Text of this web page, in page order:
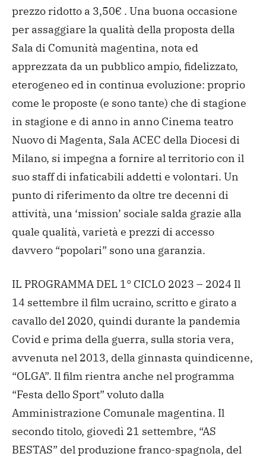
prezzo ridotto a 3,50€ . Una buona occasione
per assaggiare la qualità della proposta della
Sala di Comunità magentina, nota ed
apprezzata da un pubblico ampio, fidelizzato,
eterogeneo ed in continua evoluzione: proprio
come le proposte (e sono tante) che di stagione
in stagione e di anno in anno Cinema teatro
Nuovo di Magenta, Sala ACEC della Diocesi di
Milano, si impegna a fornire al territorio con il
suo staff di infaticabili addetti e volontari. Un
punto di riferimento da oltre tre decenni di
attività, una ‘mission’ sociale salda grazie alla
quale qualità, varietà e prezzi di accesso
davvero “popolari” sono una garanzia.
IL PROGRAMMA DEL 1° CICLO 2023 – 2024 Il
14 settembre il film ucraino, scritto e girato a
cavallo del 2020, quindi durante la pandemia
Covid e prima della guerra, sulla storia vera,
avvenuta nel 2013, della ginnasta quindicenne,
“OLGA”. Il film rientra anche nel programma
“Festa dello Sport” voluto dalla
Amministrazione Comunale magentina. Il
secondo titolo, giovedì 21 settembre, “AS
BESTAS” del produzione franco-spagnola, del